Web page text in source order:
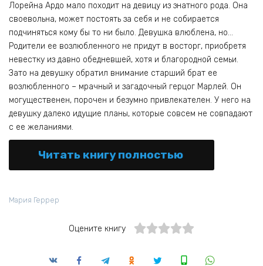
Лорейна Ардо мало походит на девицу из знатного рода. Она
своевольна, может постоять за себя и не собирается
подчиняться кому бы то ни было. Девушка влюблена, но…
Родители ее возлюбленного не придут в восторг, приобретя
невестку из давно обедневшей, хотя и благородной семьи.
Зато на девушку обратил внимание старший брат ее
возлюбленного – мрачный и загадочный герцог Марлей. Он
могущественен, порочен и безумно привлекателен. У него на
девушку далеко идущие планы, которые совсем не совпадают
с ее желаниями.
Читать книгу полностью
Мария Геррер
Оцените книгу